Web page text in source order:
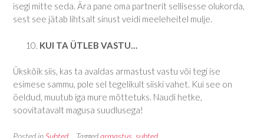
isegi mitte seda. Ära pane oma partnerit sellisesse olukorda,
sest see jätab lihtsalt sinust veidi meeleheitel mulje.
KUI TA ÜTLEB VASTU…
Ükskõik siis, kas ta avaldas armastust vastu või tegi ise
esimese sammu, pole sel tegelikult siiski vahet. Kui see on
öeldud, muutub iga mure mõttetuks. Naudi hetke,
soovitatavalt magusa suudlusega!
Posted inSuhted Taggedarmastus suhted